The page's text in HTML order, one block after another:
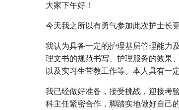
大家下午好！
今天我之所以有勇气参加此次护士长
我认为具备一定的护理基层管理能力
理文书的规范书写、护理服务的效果
以及实习生带教工作等。本人具有一
我已经做好准备，接受挑战，迎接考
科主任紧密合作，脚踏实地做好自己